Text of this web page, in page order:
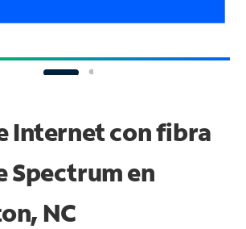
Internet con fibra
Spectrum en
NC